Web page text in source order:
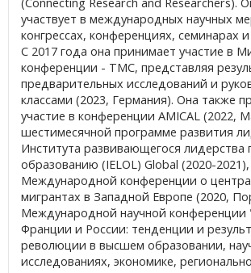
участвует в международных научных
конгрессах, конференциях, семинарах
С 2017 года она принимает участие в
конференции - TMC, представляя
предварительных исследований и
классами (2023, Германия). Она также
участие в конференции AMICAL (2022,
шестимесячной программе развития
Института развивающегося лидерства
образованию (IELOL) Global (2020-2021),
Международной конференции о
мигрантах в Западной Европе (2020,
Международной научной конференции
Франции и России: тенденции и
революции в высшем образовании,
исследованиях, экономике,